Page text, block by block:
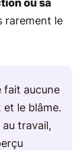
ou sa
rarement le
fait aucune
et le blâme.
au travail,